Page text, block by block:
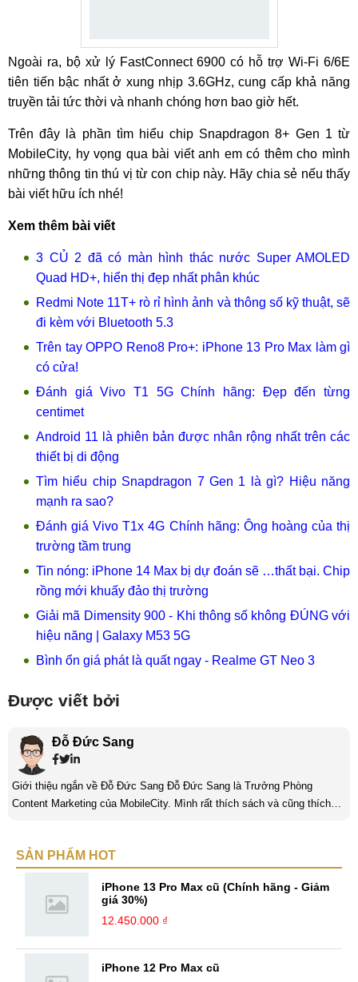
Ngoài ra, bộ xử lý FastConnect 6900 có hỗ trợ Wi-Fi 6/6E
tiên tiến bậc nhất ở xung nhịp 3.6GHz, cung cấp khả năng
truyền tải tức thời và nhanh chóng hơn bao giờ hết.
Trên đây là phần tìm hiểu chip Snapdragon 8+ Gen 1 từ
MobileCity, hy vọng qua bài viết anh em có thêm cho mình
những thông tin thú vị từ con chip này. Hãy chia sẻ nếu thấy
bài viết hữu ích nhé!
Xem thêm bài viết
3 CỦ 2 đã có màn hình thác nước Super AMOLED
Quad HD+, hiển thị đẹp nhất phân khúc
Redmi Note 11T+ rò rỉ hình ảnh và thông số kỹ thuật, sẽ
đi kèm với Bluetooth 5.3
Trên tay OPPO Reno8 Pro+: iPhone 13 Pro Max làm gì
có cửa!
Đánh giá Vivo T1 5G Chính hãng: Đẹp đến từng
centimet
Android 11 là phiên bản được nhân rộng nhất trên các
thiết bị di động
Tìm hiểu chip Snapdragon 7 Gen 1 là gì? Hiệu năng
mạnh ra sao?
Đánh giá Vivo T1x 4G Chính hãng: Ông hoàng của thị
trường tầm trung
Tin nóng: iPhone 14 Max bị dự đoán sẽ …thất bại. Chip
rồng mới khuấy đảo thị trường
Giải mã Dimensity 900 - Khi thông số không ĐÚNG với
hiệu năng | Galaxy M53 5G
Bình ổn giá phát là quất ngay - Realme GT Neo 3
Được viết bởi
Đỗ Đức Sang
Giới thiệu ngắn về Đỗ Đức Sang Đỗ Đức Sang là Trưởng Phòng
Content Marketing của MobileCity. Mình rất thích sách và cũng thích
bản thân Đỗ Đức Sang, viết chính là gửi gắm lại những cảm xúc, cảm
SẢN PHẨM HOT
iPhone 13 Pro Max cũ (Chính hãng - Giảm
giá 30%)
12.450.000 ₫
iPhone 12 Pro Max cũ